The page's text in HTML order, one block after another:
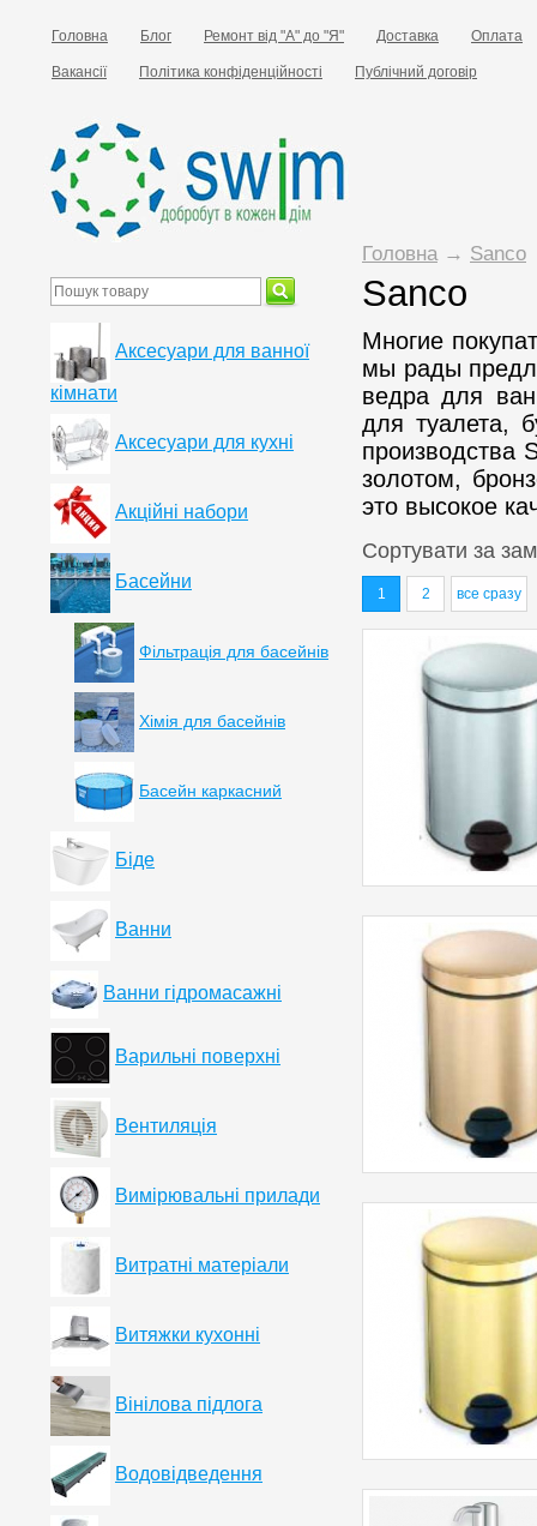
Головна Блог Ремонт від "А" до "Я" Доставка Оплата
Вакансії Політика конфіденційності Публічний договір
Головна→ Sanco
Sanco
Многие
мы рады
ведра для
для туалета,
производства
золотом,
это высокое
Сортувати за
1 2 все сразу
Аксесуари для ванної
кімнати
Аксесуари для кухні
Акційні набори
Басейни
Фільтрація для басейнів
Хімія для басейнів
Басейн каркасний
Біде
Ванни
Ванни гідромасажні
Варильні поверхні
Вентиляція
Вимірювальні прилади
Витратні матеріали
Витяжки кухонні
Вінілова підлога
Водовідведення